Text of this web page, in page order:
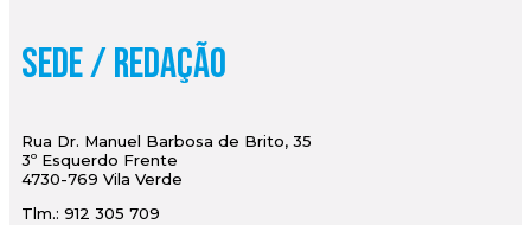
Sede / Redação
Rua Dr. Manuel Barbosa de Brito, 35
3º Esquerdo Frente
4730-769 Vila Verde
Tlm.: 912 305 709